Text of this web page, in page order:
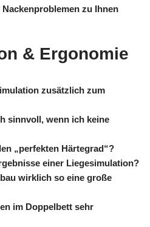
zu Ihnen
& Ergonomie
zusätzlich zum
sinnvoll, wenn ich keine
„perfekten Härtegrad“?
einer Liegesimulation?
wirklich so eine große
im Doppelbett sehr